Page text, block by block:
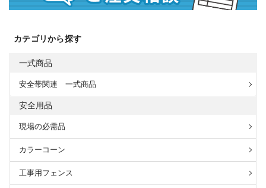
カテゴリから探す
一式商品
安全帯関連 一式商品
安全用品
現場の必需品
カラーコーン
工事用フェンス